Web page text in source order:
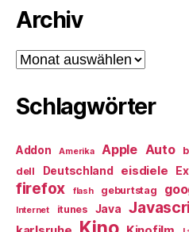
Archiv
Archiv
Schlagwörter
Addon Amerika Apple Auto
dell Deutschland eisdiele
firefox flash geburtstag
Internet itunes Java